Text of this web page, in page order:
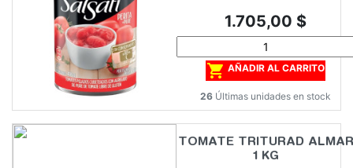
Precio
1.705,00 $
 AÑADIR AL CARRITO
26 Últimas unidades en stock
TOMATE TRITURAD ALMAR
1 KG